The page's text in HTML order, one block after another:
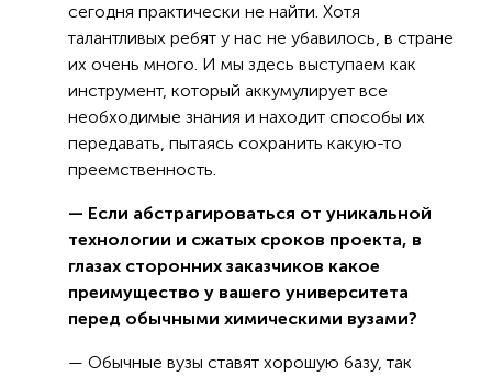
сегодня практически не найти. Хотя
талантливых ребят у нас не убавилось, в стране
их очень много. И мы здесь выступаем как
инструмент, который аккумулирует все
необходимые знания и находит способы их
передавать, пытаясь сохранить какую-то
преемственность.
— Если абстрагироваться от уникальной
технологии и сжатых сроков проекта, в
глазах сторонних заказчиков какое
преимущество у вашего университета
перед обычными химическими вузами?
— Обычные вузы ставят хорошую базу, так